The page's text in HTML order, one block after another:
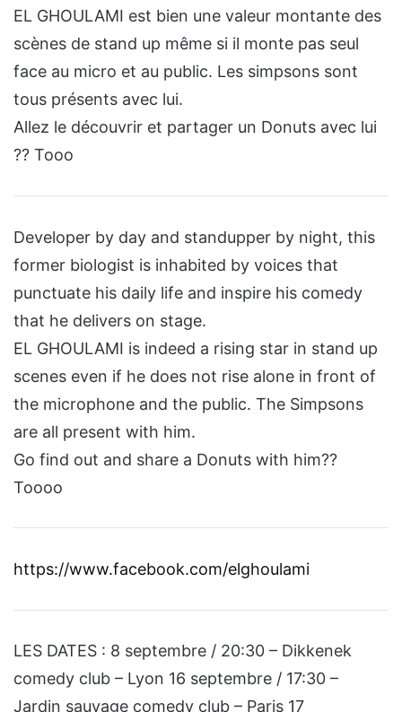
EL GHOULAMI est bien une valeur montante des
scènes de stand up même si il monte pas seul
face au micro et au public. Les simpsons sont
tous présents avec lui.
Allez le découvrir et partager un Donuts avec lui
?? Tooo
Developer by day and standupper by night, this
former biologist is inhabited by voices that
punctuate his daily life and inspire his comedy
that he delivers on stage.
EL GHOULAMI is indeed a rising star in stand up
scenes even if he does not rise alone in front of
the microphone and the public. The Simpsons
are all present with him.
Go find out and share a Donuts with him??
Toooo
https://www.facebook.com/elghoulami
LES DATES : 8 septembre / 20:30 – Dikkenek
comedy club – Lyon 16 septembre / 17:30 –
Jardin sauvage comedy club – Paris 17